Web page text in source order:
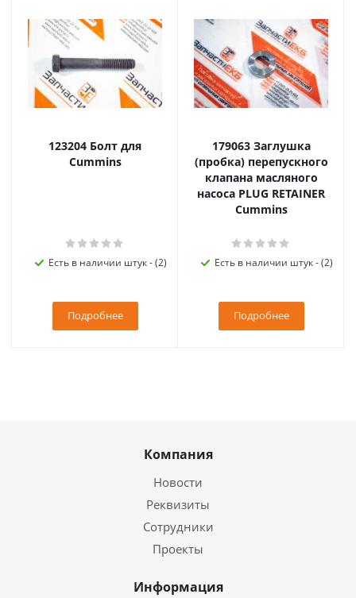
123204 Болт для
Cummins
Есть в наличии штук - (2)
Подробнее
179063 Заглушка
(пробка) перепускного
клапана масляного
насоса PLUG RETAINER
Cummins
Есть в наличии штук - (2)
Подробнее
Компания
Новости
Реквизиты
Сотрудники
Проекты
Информация